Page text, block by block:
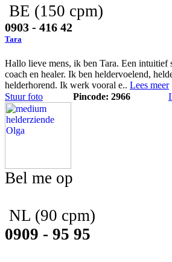
BE (150 cpm)
0903 - 416 42
Tara
Hallo lieve mens, ik ben Tara. Een intuitief
coach en healer. Ik ben heldervoelend,
helderhorend. Ik werk vooral e.. Lees meer
Stuur foto
Pincode: 2966
Bel me op
NL (90 cpm)
0909 - 95 95